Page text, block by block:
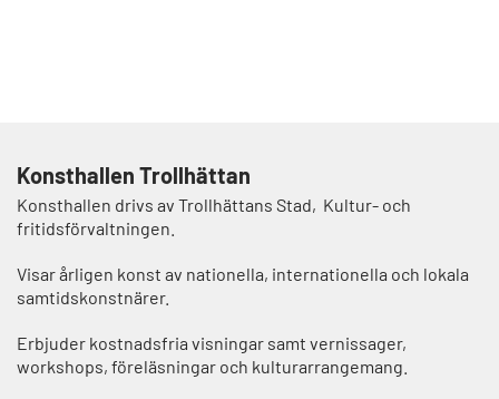
Konsthallen Trollhättan
Konsthallen drivs av Trollhättans Stad, Kultur- och
fritidsförvaltningen.
Visar årligen konst av nationella, internationella och lokala
samtidskonstnärer.
Erbjuder kostnadsfria visningar samt vernissager,
workshops, föreläsningar och kulturarrangemang.